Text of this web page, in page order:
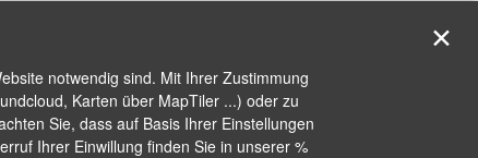
notwendig sind. Mit Ihrer Zustimmung
Karten über MapTiler ...) oder zu
Sie, dass auf Basis Ihrer Einstellungen
Ihrer Einwillung finden Sie in unserer %
✕